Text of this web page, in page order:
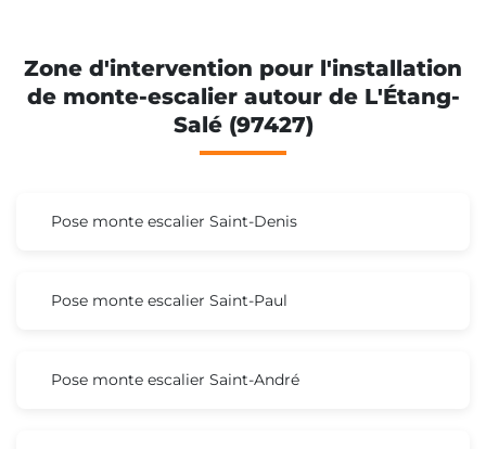
Zone d'intervention pour l'installation
de monte-escalier autour de L'Étang-
Salé (97427)
Pose monte escalier Saint-Denis
Pose monte escalier Saint-Paul
Pose monte escalier Saint-André